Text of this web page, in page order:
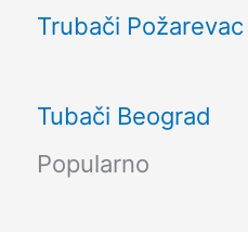
Trubači Požarevac
Tubači Beograd
Popularno